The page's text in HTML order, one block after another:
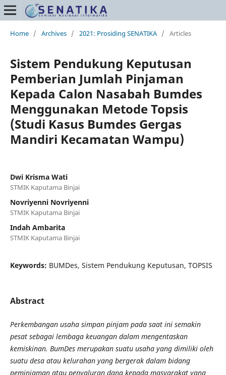
Home / Archives / 2021: Prosiding SENATIKA / Articles
Sistem Pendukung Keputusan
Pemberian Jumlah Pinjaman
Kepada Calon Nasabah Bumdes
Menggunakan Metode Topsis
(Studi Kasus Bumdes Gergas
Mandiri Kecamatan Wampu)
Dwi Krisma Wati
STMIK Kaputama Binjai
Novriyenni Novriyenni
STMIK Kaputama Binjai
Indah Ambarita
STMIK Kaputama Binjai
Keywords: BUMDes, Sistem Pendukung Keputusan, TOPSIS
Abstract
Perkembangan usaha simpan pinjam pada saat ini semakin
pesat sebagai lembaga keuangan dalam mengentaskan
kemiskinan. BumDes merupakan suatu usaha yang dimiliki oleh
suatu desa atau kelurahan yang bergerak dalam bidang
peminjaman atau penyaluran dana kepada masyarakat yang